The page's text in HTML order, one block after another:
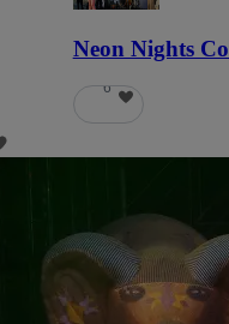
Neon Nights
6